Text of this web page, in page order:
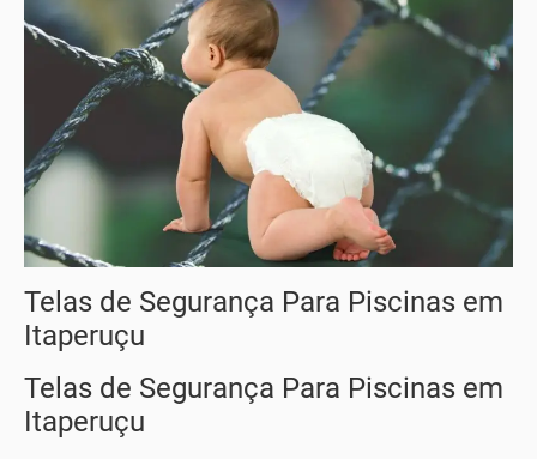
Telas de Segurança Para Piscinas em
Itaperuçu
Telas de Segurança Para Piscinas em
Itaperuçu